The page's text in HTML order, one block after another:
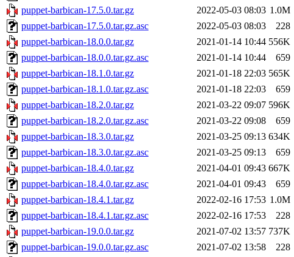
puppet-barbican-17.5.0.tar.gz
2022-05-03 08:03 1.0M
puppet-barbican-17.5.0.tar.gz.asc
2022-05-03 08:03
228
puppet-barbican-18.0.0.tar.gz
2021-01-14 10:44 556K
puppet-barbican-18.0.0.tar.gz.asc
2021-01-14 10:44
659
puppet-barbican-18.1.0.tar.gz
2021-01-18 22:03 565K
puppet-barbican-18.1.0.tar.gz.asc
2021-01-18 22:03
659
puppet-barbican-18.2.0.tar.gz
2021-03-22 09:07 596K
puppet-barbican-18.2.0.tar.gz.asc
2021-03-22 09:08
659
puppet-barbican-18.3.0.tar.gz
2021-03-25 09:13 634K
puppet-barbican-18.3.0.tar.gz.asc
2021-03-25 09:13
659
puppet-barbican-18.4.0.tar.gz
2021-04-01 09:43 667K
puppet-barbican-18.4.0.tar.gz.asc
2021-04-01 09:43
659
puppet-barbican-18.4.1.tar.gz
2022-02-16 17:53 1.0M
puppet-barbican-18.4.1.tar.gz.asc
2022-02-16 17:53
228
puppet-barbican-19.0.0.tar.gz
2021-07-02 13:57 737K
puppet-barbican-19.0.0.tar.gz.asc
2021-07-02 13:58
228